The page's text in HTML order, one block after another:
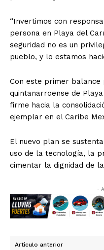
“Invertimos con
persona en Playa del
seguridad no es un
pueblo, y lo estamos
Con este primer balance
quintanarroense de
firme hacia la
ejemplar en el Caribe
El nuevo plan se
uso de la tecnología, la
cimentar la dignidad de
-
Artículo anterior